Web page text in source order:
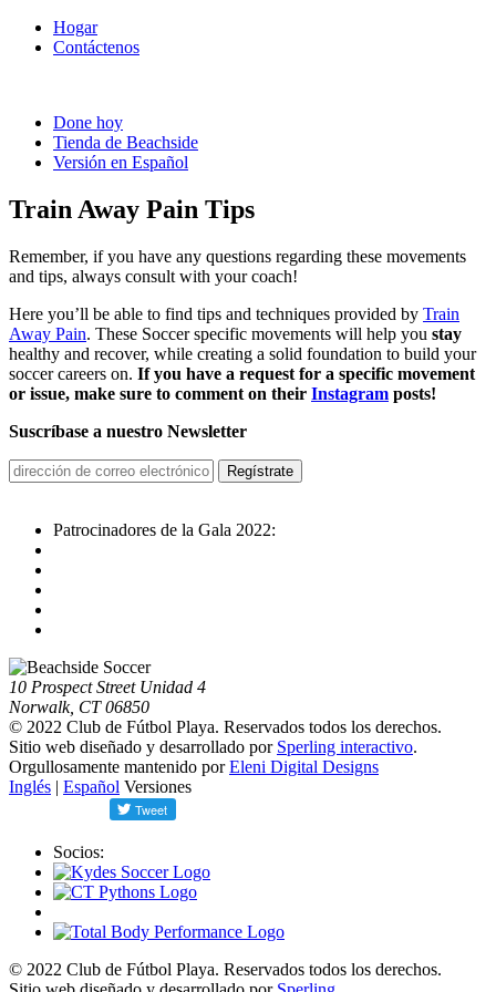
Hogar
Contáctenos
Done hoy
Tienda de Beachside
Versión en Español
Train Away Pain Tips
Remember, if you have any questions regarding these movements
and tips, always consult with your coach!
Here you’ll be able to find tips and techniques provided by Train
Away Pain. These Soccer specific movements will help you stay
healthy and recover, while creating a solid foundation to build your
soccer careers on. If you have a request for a specific movement
or issue, make sure to comment on their Instagram posts!
Suscríbase a nuestro Newsletter
Patrocinadores de la Gala 2022:
10 Prospect Street Unidad 4
Norwalk, CT 06850
© 2022 Club de Fútbol Playa. Reservados todos los derechos.
Sitio web diseñado y desarrollado por Sperling interactivo.
Orgullosamente mantenido porEleni Digital Designs
Inglés | Español Versiones
Socios:
© 2022 Club de Fútbol Playa. Reservados todos los derechos.